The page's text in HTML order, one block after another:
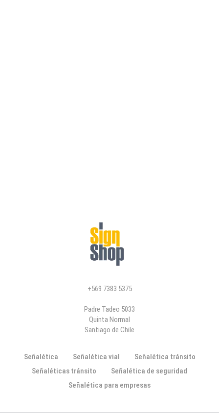
+569 7383 5375
Padre Tadeo 5033
Quinta Normal
Santiago de Chile
Señalética Señalética vial
Señalética tránsito
Señaléticas tránsito
Señalética de seguridad
Señalética para empresas